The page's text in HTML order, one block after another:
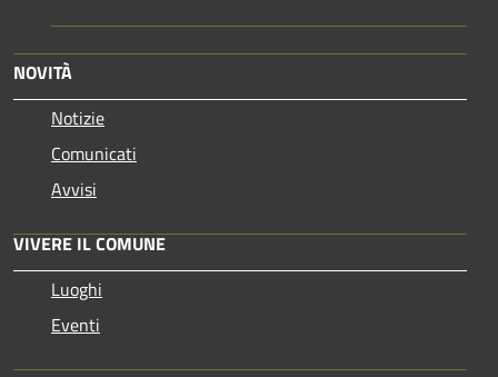
NOVITÀ
Notizie
Comunicati
Avvisi
VIVERE IL COMUNE
Luoghi
Eventi